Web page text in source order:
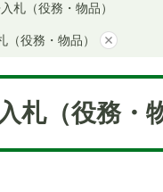
札（役務・物品）
役務・物品）
札（役務・